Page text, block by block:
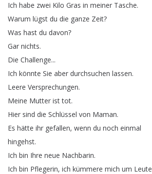
Ich habe zwei Kilo Gras in meiner Tasche.
Warum lügst du die ganze Zeit?
Was hast du davon?
Gar nichts.
Die Challenge...
Ich könnte Sie aber durchsuchen lassen.
Leere Versprechungen.
Meine Mutter ist tot.
Hier sind die Schlüssel von Maman.
Es hätte ihr gefallen, wenn du noch einmal
hingehst.
Ich bin Ihre neue Nachbarin.
Ich bin Pflegerin, ich kümmere mich um Leute